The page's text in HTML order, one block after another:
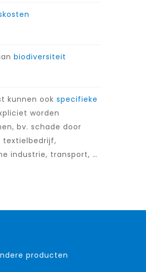
biodiversiteit
kunnen ook specifieke
worden
bv. schade door
textielbedrijf,
industrie, transport, …
producten